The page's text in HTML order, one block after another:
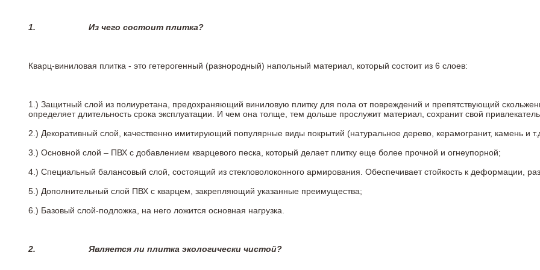
1. Из чего состоит плитка?
Кварц-виниловая плитка - это гетерогенный (разнородный) напольный материал, который состоит из 6 слоев:
1.) Защитный слой из полиуретана, предохраняющий виниловую плитку для пола от повреждений и препятствующий
определяет длительность срока эксплуатации. И чем она толще, тем дольше прослужит материал, сохранит свой
2.) Декоративный слой, качественно имитирующий популярные виды покрытий (натуральное дерево, керамогранит, камень и
3.) Основной слой – ПВХ с добавлением кварцевого песка, который делает плитку еще более прочной и огнеупорной;
4.) Специальный балансовый слой, состоящий из стекловолоконного армирования. Обеспечивает стойкость к деформации,
5.) Дополнительный слой ПВХ с кварцем, закрепляющий указанные преимущества;
6.) Базовый слой-подложка, на него ложится основная нагрузка.
2. Является ли плитка экологически чистой?